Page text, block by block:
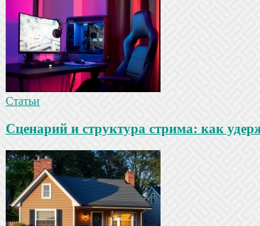
Статьи
Сценарий и структура стрима: как